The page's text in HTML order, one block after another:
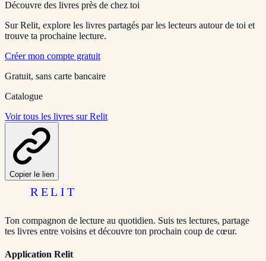
Découvre des livres près de chez toi
Sur Relit, explore les livres partagés par les lecteurs autour de toi et
trouve ta prochaine lecture.
Créer mon compte gratuit
Gratuit, sans carte bancaire
Catalogue
Voir tous les livres sur Relit
Copier le lien
RELIT
Ton compagnon de lecture au quotidien. Suis tes lectures, partage
tes livres entre voisins et découvre ton prochain coup de cœur.
Application Relit